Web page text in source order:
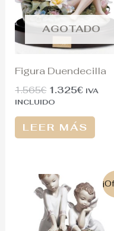
AGOTADO
Figura Duendecilla
1.565€ 1.325€ IVA
INCLUIDO
LEER MÁS
El
precio
original
era:
850€.
precio
actual
es:
633€.